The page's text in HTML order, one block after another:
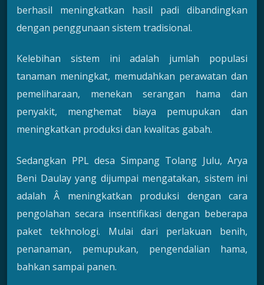
berhasil meningkatkan hasil padi dibandingkan
dengan penggunaan sistem tradisional.
Kelebihan sistem ini adalah jumlah populasi
tanaman meningkat, memudahkan perawatan dan
pemeliharaan, menekan serangan hama dan
penyakit, menghemat biaya pemupukan dan
meningkatkan produksi dan kwalitas gabah.
Sedangkan PPL desa Simpang Tolang Julu, Arya
Beni Daulay yang dijumpai mengatakan, sistem ini
adalah Â meningkatkan produksi dengan cara
pengolahan secara insentifikasi dengan beberapa
paket tekhnologi. Mulai dari perlakuan benih,
penanaman, pemupukan, pengendalian hama,
bahkan sampai panen.